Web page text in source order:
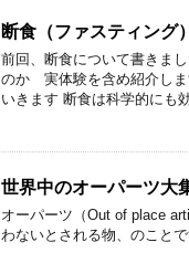
断食（ファスティン
前回、断食について書きま
のか 実体験を含め紹介しま
いきます 断食は科学的にも
世界中のオーパーツ
オーパーツ（Out of place
わないとされる物、のこと